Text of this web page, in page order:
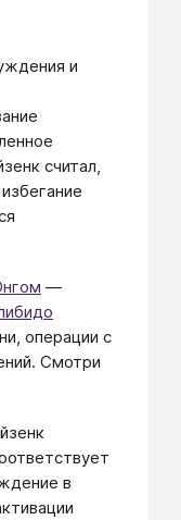
и
считал,
—
операции с
Смотри
в